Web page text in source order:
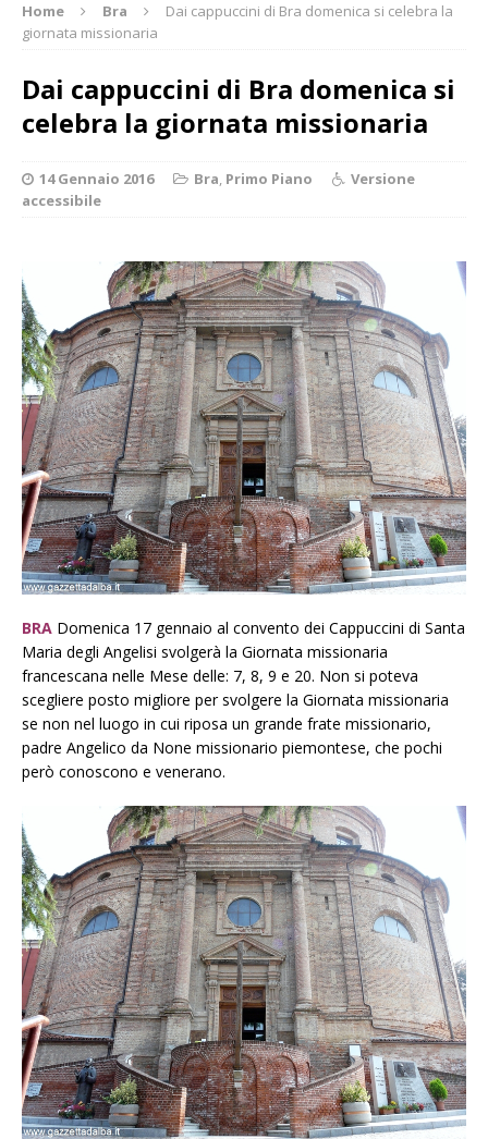
Home Bra
Dai cappuccini di Bra domenica si celebra la
giornata missionaria
Dai cappuccini di Bra domenica si
celebra la giornata missionaria
14 Gennaio 2016 Bra, Primo Piano
Versione
accessibile
BRA Domenica 17 gennaio al convento dei Cappuccini di Santa
Maria degli Angelisi svolgerà la Giornata missionaria
francescana nelle Mese delle: 7, 8, 9 e 20. Non si poteva
scegliere posto migliore per svolgere la Giornata missionaria
se non nel luogo in cui riposa un grande frate missionario,
padre Angelico da None missionario piemontese, che pochi
però conoscono e venerano.